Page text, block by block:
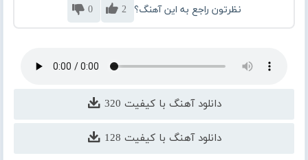
نظرتون راجع به این آهنگ؟ 2
0
دانلود آهنگ با کیفیت 320
دانلود آهنگ با کیفیت 128